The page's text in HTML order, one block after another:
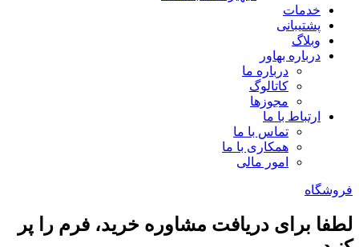
خدمات
پشتیبانی
وبلاگ
درباره بهاور
درباره ما
کاتالوگ
مجوزها
ارتباط با ما
تماس با ما
همکاری با ما
امور مالی
فروشگاه
لطفا برای دریافت مشاوره خرید، فرم را پر